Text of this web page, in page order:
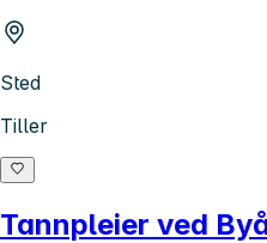
Sted
Tiller
Tannpleier ved